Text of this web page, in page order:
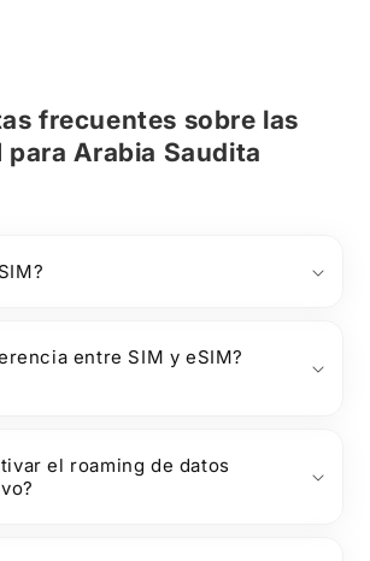
frecuentes sobre las
para Arabia Saudita
entre SIM y eSIM?
el roaming de datos